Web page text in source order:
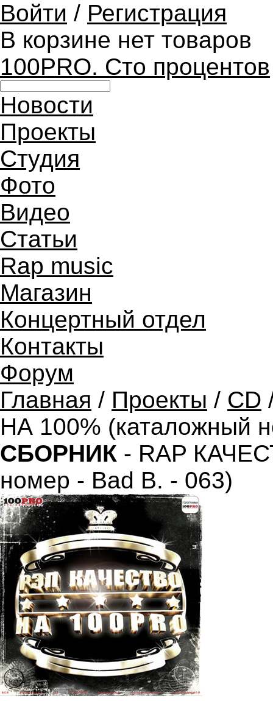
Войти / Регистрация
В корзине нет товаров
100PRO. Сто процентов
Новости
Проекты
Студия
Фото
Видео
Статьи
Rap music
Магазин
Концертный отдел
Контакты
Форум
Главная / Проекты / CD
НА 100% (каталожный
СБОРНИК - RAP
номер - Bad B. - 063)